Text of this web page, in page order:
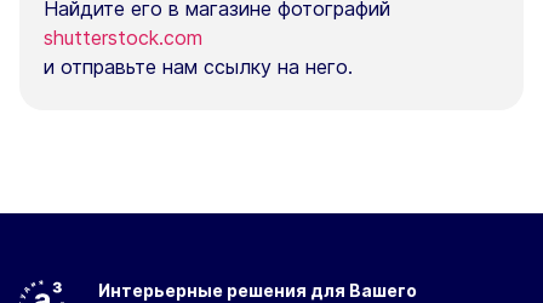
Найдите его в магазине фотографий
shutterstock.com
и отправьте нам ссылку на него.
Интерьерные решения для Вашего